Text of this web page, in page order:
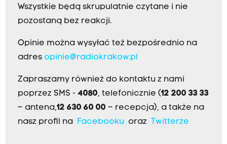
Wszystkie będą skrupulatnie czytane i nie
pozostaną bez reakcji.
Opinie można wysyłać też bezpośrednio na
adres opinie@radiokrakow.pl
Zapraszamy również do kontaktu z nami
poprzez SMS - 4080, telefonicznie (12 200 33 33
– antena,12 630 60 00 – recepcja), a także na
nasz profil na
Facebookuoraz Twitterze